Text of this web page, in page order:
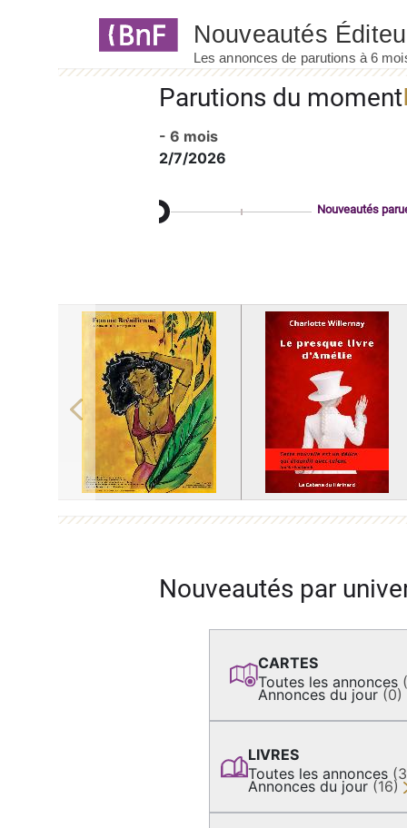
Parutions du moment
- 6 mois
2/7/2026
Nouveautés
Previous
Nouveautés par
CARTES
Toutes les annonces
Annonces du jour (0)
LIVRES
Toutes les annonces
Annonces du jour (16)